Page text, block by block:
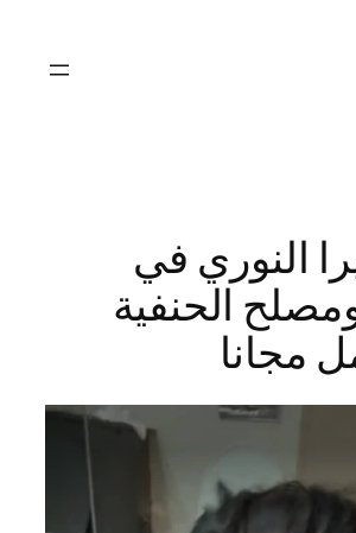
النوري في
الحنفية